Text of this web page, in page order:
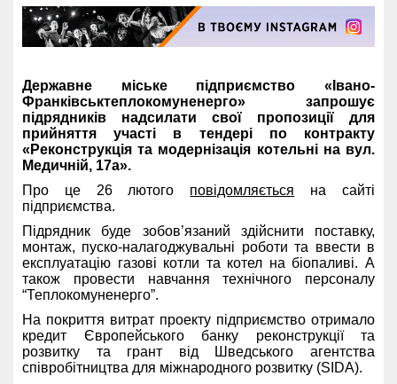
Державне міське підприємство «Івано-
Франківськтеплокомуненерго» запрошує
підрядників надсилати свої пропозиції для
прийняття участі в тендері по контракту
«Реконструкція та модернізація котельні на вул.
Медичній, 17а».
Про це 26 лютого повідомляється на сайті
підприємства.
Підрядник буде зобов’язаний здійснити поставку,
монтаж, пуско-налагоджувальні роботи та ввести в
експлуатацію газові котли та котел на біопаливі. А
також провести навчання технічного персоналу
“Теплокомуненерго”.
На покриття витрат проекту підприємство отримало
кредит Європейського банку реконструкції та
розвитку та грант від Шведського агентства
співробітництва для міжнародного розвитку (SIDA).